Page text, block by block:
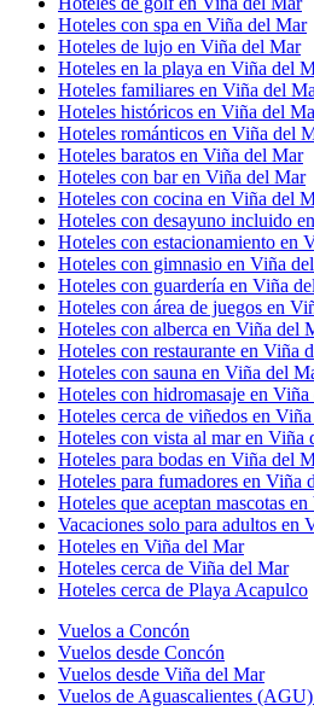
Hoteles con spa en Viña del Mar
Hoteles de lujo en Viña del Mar
Hoteles en la playa en Viña del
Hoteles familiares en Viña del
Hoteles históricos en Viña del
Hoteles románticos en Viña del
Hoteles baratos en Viña del Mar
Hoteles con bar en Viña del Mar
Hoteles con cocina en Viña del
Hoteles con desayuno incluido
Hoteles con estacionamiento en
Hoteles con gimnasio en Viña
Hoteles con guardería en Viña
Hoteles con área de juegos en
Hoteles con alberca en Viña del
Hoteles con restaurante en Viña
Hoteles con sauna en Viña del
Hoteles con hidromasaje en
Hoteles cerca de viñedos en
Hoteles con vista al mar en Viña
Hoteles para bodas en Viña del
Hoteles para fumadores en Viña
Hoteles que aceptan mascotas
Vacaciones solo para adultos en
Hoteles en Viña del Mar
Hoteles cerca de Viña del Mar
Hoteles cerca de Playa Acapulco
Vuelos a Concón
Vuelos desde Concón
Vuelos desde Viña del Mar
Vuelos de Aguascalientes